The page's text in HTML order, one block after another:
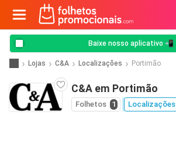
Baixe nosso aplicativo 📲
Lojas C&A Localizações Portimão
C&A em Portimão
Folhetos 1 Localizações